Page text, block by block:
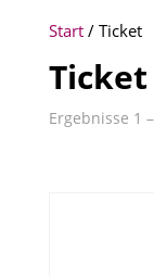
Start/ Ticket
Ticket
Ergebnisse 1